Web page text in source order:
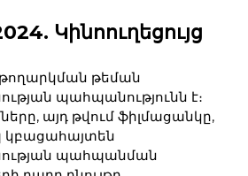
Կինոուղեցույց
թեման
պահպանությունն է։
այդ թվում ֆիլմացանկը,
կբացահայտեն
պահպանման